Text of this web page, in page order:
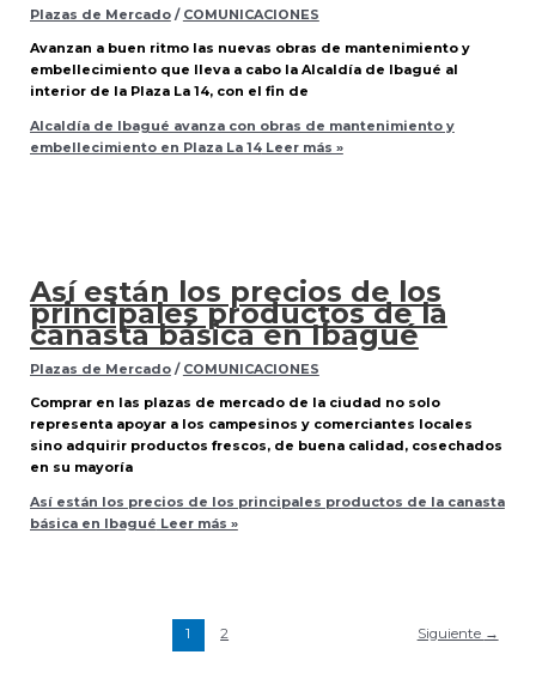
Plazas de Mercado/ COMUNICACIONES
Avanzan a buen ritmo las nuevas obras de mantenimiento y
embellecimiento que lleva a cabo la Alcaldía de Ibagué al
interior de la Plaza La 14, con el fin de
Alcaldía de Ibagué avanza con obras de mantenimiento y
embellecimiento en Plaza La 14Leer más »
Así están los precios de los
principales productos de la
canasta básica en Ibagué
Plazas de Mercado/ COMUNICACIONES
Comprar en las plazas de mercado de la ciudad no solo
representa apoyar a los campesinos y comerciantes locales
sino adquirir productos frescos, de buena calidad, cosechados
en su mayoría
Así están los precios de los principales productos de la canasta
básica en Ibagué Leer más »
1 2 Siguiente →